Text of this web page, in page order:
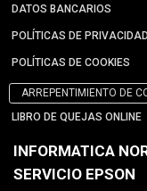
DATOS BANCARIOS
POLÍTICAS DE PRIVACIDAD
POLÍTICAS DE COOKIES
ARREPENTIMIENTO DE
LIBRO DE QUEJAS ONLINE
INFORMATICA
SERVICIO EPSON